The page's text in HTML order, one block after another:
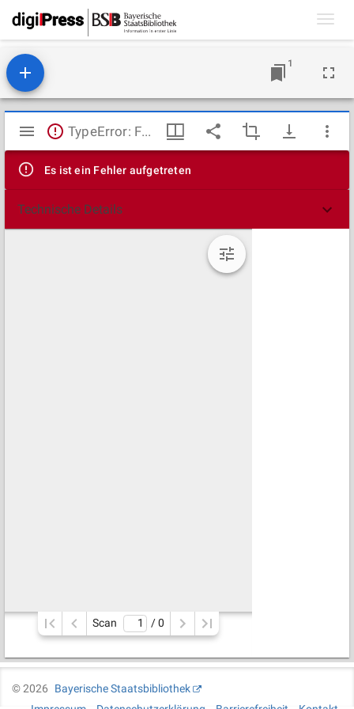
1
Mirador
Viewer
TypeError: Failed to fetch
Es ist ein Fehler aufgetreten
Technische Details
Scan / 0
©2026
Bayerische Staatsbibliothek